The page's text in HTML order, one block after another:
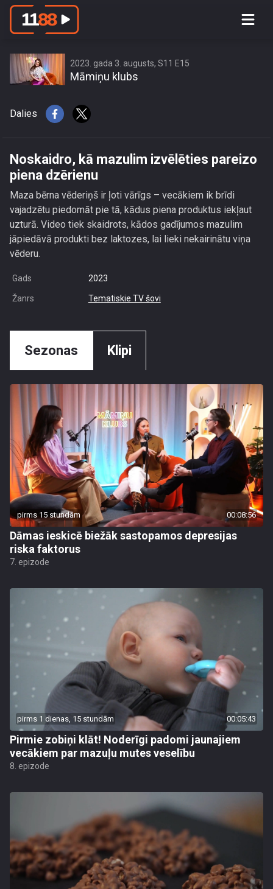
Noskaidro, kā mazulim izvēlēties
2023. gada 3. augusts, S11 E15
Māmiņu klubs
Dalies
Noskaidro, kā mazulim izvēlēties pareizo
piena dzērienu
Maza bērna vēderiņš ir ļoti vārīgs – vecākiem ik brīdi
vajadzētu piedomāt pie tā, kādus piena produktus iekļaut
uzturā. Video tiek skaidrots, kādos gadījumos mazulim
jāpiedāvā produkti bez laktozes, lai lieki nekairinātu viņa
vēderu.
Gads 2023
Žanrs Tematiskie TV šovi
Sezonas Klipi
pirms 15 stundām 00:08:56
Dāmas ieskicē biežāk sastopamos depresijas
riska faktorus
7. epizode
pirms 1 dienas, 15 stundām 00:05:43
Pirmie zobiņi klāt! Noderīgi padomi jaunajiem
vecākiem par mazuļu mutes veselību
8. epizode